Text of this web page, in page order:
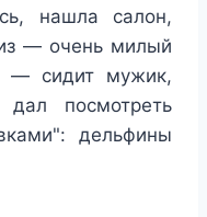
нашла салон,
— очень милый
— сидит мужик,
посмотреть
дельфины